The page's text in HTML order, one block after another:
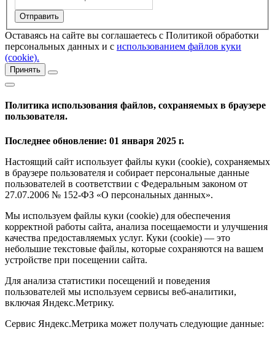
Оставаясь на сайте вы соглашаетесь с Политикой обработки
персональных данных и с использованием файлов куки
(cookie).
Принять
Политика использования файлов, сохраняемых в браузере
пользователя.
Последнее обновление: 01 января 2025 г.
Настоящий сайт использует файлы куки (cookie), сохраняемых
в браузере пользователя и собирает персональные данные
пользователей в соответствии с Федеральным законом от
27.07.2006 № 152-ФЗ «О персональных данных».
Мы используем файлы куки (cookie) для обеспечения
корректной работы сайта, анализа посещаемости и улучшения
качества предоставляемых услуг. Куки (cookie) — это
небольшие текстовые файлы, которые сохраняются на вашем
устройстве при посещении сайта.
Для анализа статистики посещений и поведения
пользователей мы используем сервисы веб-аналитики,
включая Яндекс.Метрику.
Сервис Яндекс.Метрика может получать следующие данные: